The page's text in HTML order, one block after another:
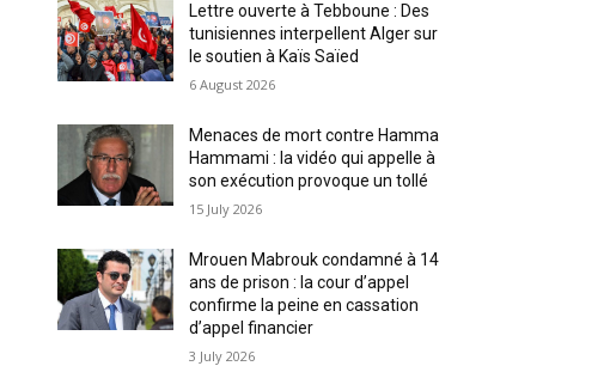
Lettre ouverte à Tebboune : Des
tunisiennes interpellent Alger sur
le soutien à Kaïs Saïed
6 August 2026
Menaces de mort contre Hamma
Hammami : la vidéo qui appelle à
son exécution provoque un tollé
15 July 2026
Mrouen Mabrouk condamné à 14
ans de prison : la cour d’appel
confirme la peine en cassation
d’appel financier
3 July 2026